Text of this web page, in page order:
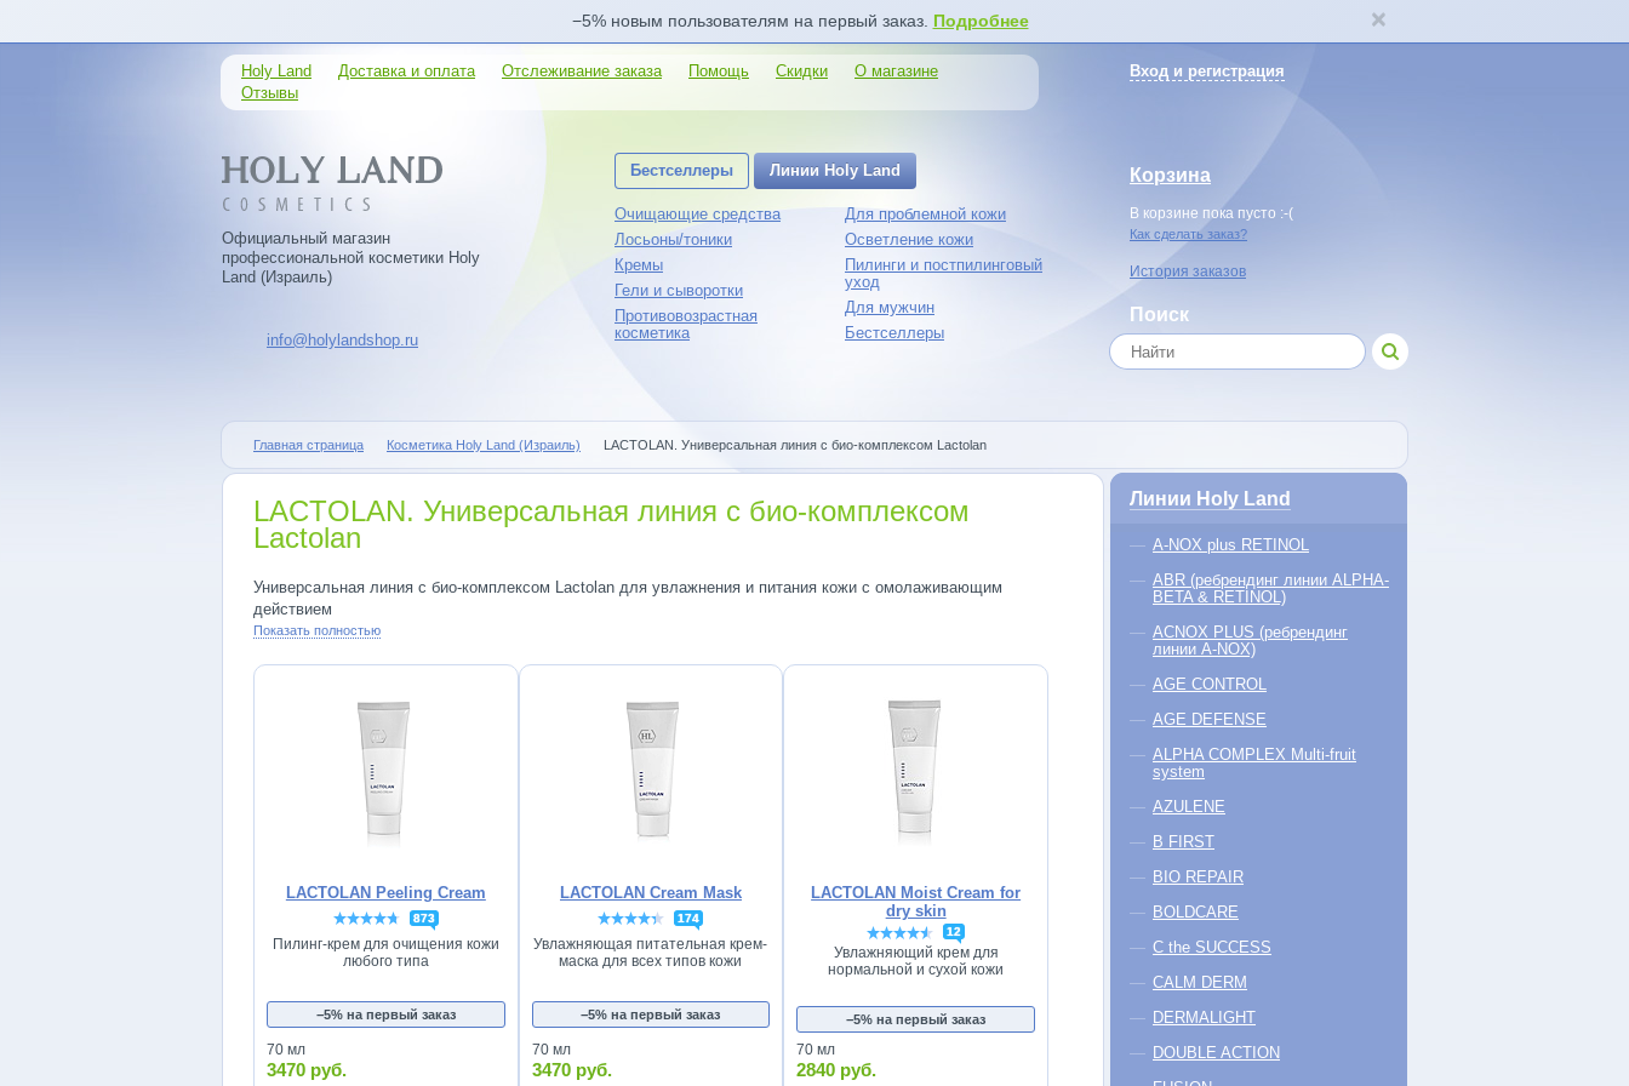
−5% новым пользователям на первый заказ. Подробнее
Вход и регистрация
Holy Land Доставка и оплата Отслеживание заказа Помощь Скидки
О магазине
Отзывы
Официальный магазин
профессиональной косметики Holy
Land (Израиль)
info@holylandshop.ru
Бестселлеры Линии Holy Land
Очищающие средства
Лосьоны/тоники
Кремы
Гели и сыворотки
Противовозрастная
косметика
Для проблемной кожи
Осветление кожи
Пилинги и постпилинговый
уход
Для мужчин
Бестселлеры
Корзина
В корзине пока пусто :-(
Как сделать заказ?
История заказов
Поиск
Главная страница Косметика Holy Land (Израиль) LACTOLAN. Универсальная линия с био-комплексом Lactolan
LACTOLAN. Универсальная линия с био-комплексом
Lactolan
Универсальная линия с био-комплексом Lactolan для увлажнения и питания кожи с омолаживающим
действием
Показать полностью
LACTOLAN Peeling Cream
873
Пилинг-крем для очищения кожи
любого типа
−5% на первый заказ
70 мл
3470 руб.
LACTOLAN Cream Mask
174
Увлажняющая питательная крем-
маска для всех типов кожи
−5% на первый заказ
70 мл
3470 руб.
LACTOLAN Moist Cream for
dry skin
12
Увлажняющий крем для
нормальной и сухой кожи
−5% на первый заказ
70 мл
2840 руб.
Линии Holy Land
A-NOX plus RETINOL
ABR (ребрендинг линии ALPHA-
BETA & RETINOL)
ACNOX PLUS (ребрендинг
линии A-NOX)
AGE CONTROL
AGE DEFENSE
ALPHA COMPLEX Multi-fruit
system
AZULENE
B FIRST
BIO REPAIR
BOLDCARE
C the SUCCESS
CALM DERM
DERMALIGHT
DOUBLE ACTION